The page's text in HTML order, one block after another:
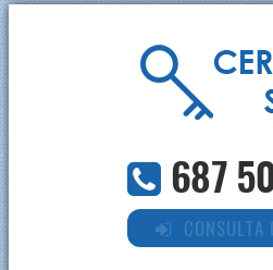
687
CONSULTA